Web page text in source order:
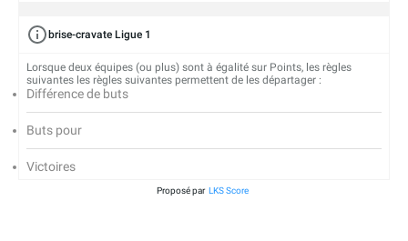
brise-cravate Ligue 1
Lorsque deux équipes (ou plus) sont à égalité sur Points, les règles
suivantes les règles suivantes permettent de les départager :
Différence de buts
Buts pour
Victoires
Proposé par LKS Score